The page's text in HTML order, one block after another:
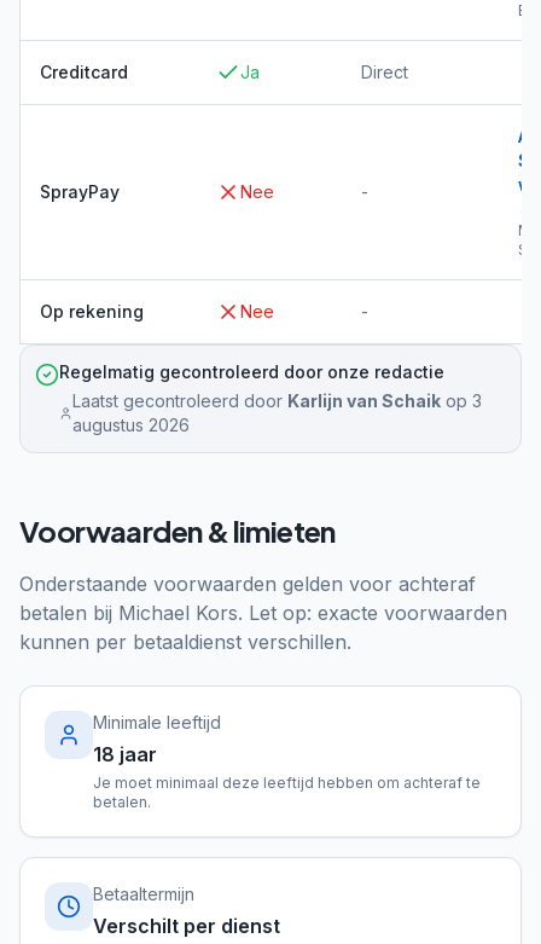
Creditcard Ja Direct
SprayPay Nee -
→
Op rekening Nee -
Regelmatig gecontroleerd door onze redactie
Laatst gecontroleerd door Karlijn van Schaik op3
augustus 2026
Voorwaarden & limieten
Onderstaande voorwaarden gelden voor achteraf
betalen bij Michael Kors. Let op: exacte voorwaarden
kunnen per betaaldienst verschillen.
Minimale leeftijd
18 jaar
Je moet minimaal deze leeftijd hebben om achteraf te
betalen.
Betaaltermijn
Verschilt per dienst